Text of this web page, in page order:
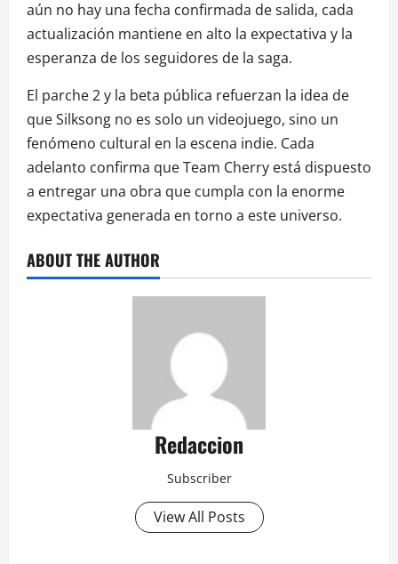
aún no hay una fecha confirmada de salida, cada
actualización mantiene en alto la expectativa y la
esperanza de los seguidores de la saga.
El parche 2 y la beta pública refuerzan la idea de
que Silksong no es solo un videojuego, sino un
fenómeno cultural en la escena indie. Cada
adelanto confirma que Team Cherry está dispuesto
a entregar una obra que cumpla con la enorme
expectativa generada en torno a este universo.
ABOUT THE AUTHOR
Redaccion
Subscriber
View All Posts